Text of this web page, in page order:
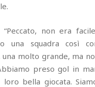
non era
una squadra così
una molto grande, ma
preso gol in
loro bella giocata.